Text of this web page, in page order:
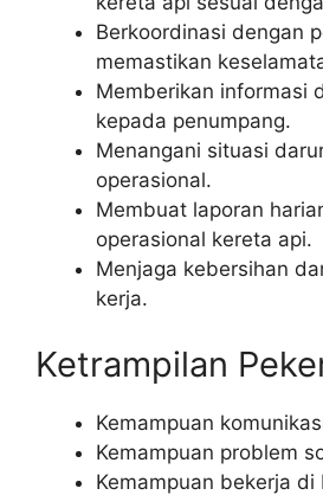
Berkoordinasi dengan
memastikan
Memberikan informasi
kepada penumpang.
Menangani situasi
operasional.
Membuat laporan
operasional kereta api.
Menjaga kebersihan
kerja.
Ketrampilan
Kemampuan
Kemampuan problem
Kemampuan bekerja